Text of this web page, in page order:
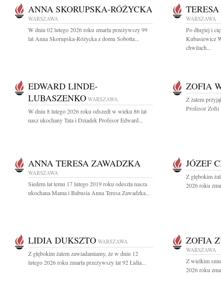
ANNA SKORUPSKA-RÓŻYCKA
WARSZAWA
W dniu 02 lutego 2026 roku zmarła przeżywszy 99
lat Anna Skorupska-Różycka z domu Sobotta...
WARSZAWA
Po długiej i
Kubasiewicz
chwilach...
EDWARD LINDE-
LUBASZENKO WARSZAWA
W dniu 8 lutego 2026 roku odszedł w wieku 86 lat
nasz ukochany Tata i Dziadek Profesor Edward...
ZOFIA
Z żalem
Profesor Zofii
ANNA TERESA ZAWADZKA
WARSZAWA
Siedem lat temu 17 lutego 2019 roku odeszła nasza
ukochana Mama i Babusia Anna Teresa Zawadzka...
JÓZEF
Z głębokim
2026 roku
LIDIA DUKSZTO WARSZAWA
Z głębokim żalem zawiadamiamy, że w dniu 12
lutego 2026 roku zmarła przeżywszy lat 92 Lidia...
ZOFIA
WARSZAWA
Z wielkim
2026 roku